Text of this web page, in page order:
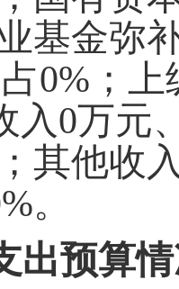
基金弥
0% ；
入0万元
；其他收
。
出预算